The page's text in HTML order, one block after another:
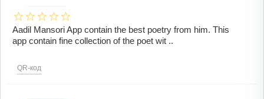
Aadil Mansori App contain the best poetry from him. This
app contain fine collection of the poet wit ..
QR-код